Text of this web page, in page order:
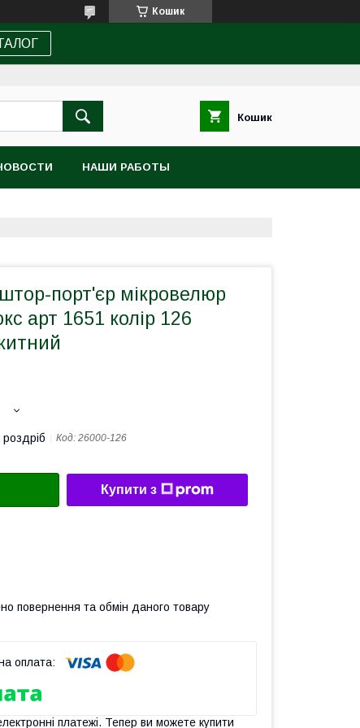
Кошик
Кошик
НАШИ РАБОТЫ
порт'єр мікровелюр
арт 1651 колір 126
Код: 26000-126
Купити з
повернення та обмін даного товару
платежі. Тепер ви можете купити